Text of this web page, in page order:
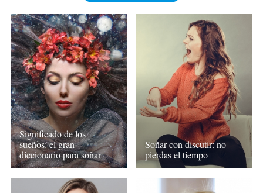
Significado de los
sueños: el gran
diccionario para soñar
Soñar con discutir: no
pierdas el tiempo